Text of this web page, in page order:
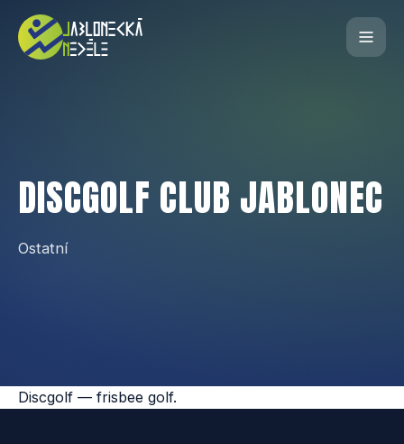
DISCGOLF CLUB JABLONEC
Ostatní
Discgolf — frisbee golf.